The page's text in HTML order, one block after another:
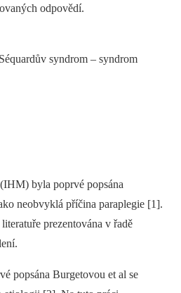
odpovědí.
syndrom –⁠ syndrom
byla poprvé popsána
neobvyklá příčina paraplegie [1].
prezentována v řadě
popsána Burgetovou et al se